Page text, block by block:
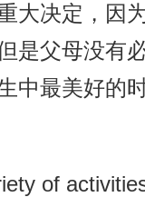
大决定，因
是父母没有
中最美好的
of